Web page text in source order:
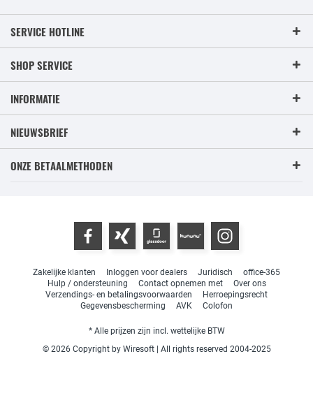
SERVICE HOTLINE
SHOP SERVICE
INFORMATIE
NIEUWSBRIEF
ONZE BETAALMETHODEN
Zakelijke klanten Inloggen voor dealers Juridisch
office-365
Hulp / ondersteuning
Contact opnemen met
Over ons
Verzendings- en betalingsvoorwaarden
Herroepingsrecht
Gegevensbescherming
AVK Colofon
* Alle prijzen zijn incl. wettelijke BTW
© 2026 Copyright by Wiresoft | All rights reserved 2004-2025